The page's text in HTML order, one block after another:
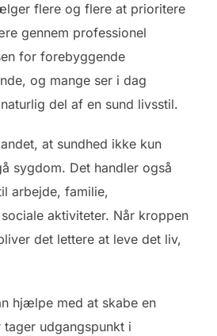
flere og flere at prioritere
gennem professionel
for forebyggende
og mange ser i dag
del af en sund livsstil.
at sundhed ikke kun
sygdom. Det handler også
arbejde, familie,
aktiviteter. Når kroppen
det lettere at leve det liv,
hjælpe med at skabe en
udgangspunkt i